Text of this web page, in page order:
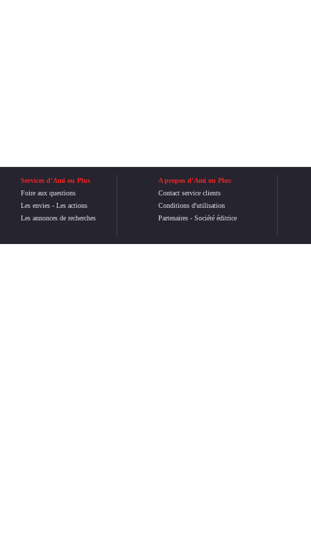
Services d'Ami ou Plus
Foire aux questions
Les envies - Les actions
Les annonces de recherches
A propos d'Ami ou Plus
Contact service clients
Conditions d'utilisation
Partenaires- Société éditrice